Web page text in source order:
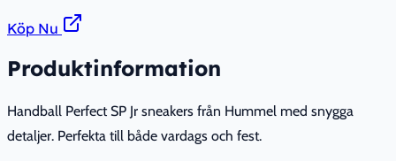
Köp Nu
Produktinformation
Handball Perfect SP Jr sneakers från Hummel med snygga
detaljer. Perfekta till både vardags och fest.